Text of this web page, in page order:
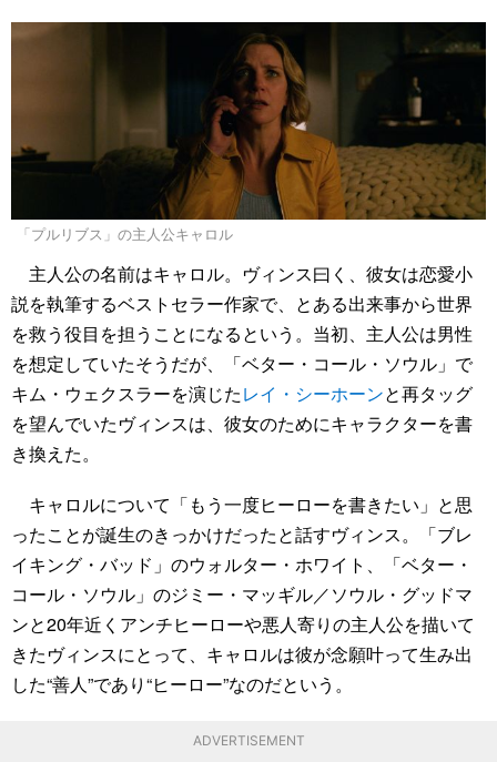
「プルリブス」の主人公キャロル
主人公の名前はキャロル。ヴィンス曰く、彼女は恋愛小
説を執筆するベストセラー作家で、とある出来事から世界
を救う役目を担うことになるという。当初、主人公は男性
を想定していたそうだが、「ベター・コール・ソウル」で
キム・ウェクスラーを演じたレイ・シーホーンと再タッグ
を望んでいたヴィンスは、彼女のためにキャラクターを書
き換えた。
キャロルについて「もう一度ヒーローを書きたい」と思
ったことが誕生のきっかけだったと話すヴィンス。「ブレ
イキング・バッド」のウォルター・ホワイト、「ベター・
コール・ソウル」のジミー・マッギル／ソウル・グッドマ
ンと20年近くアンチヒーローや悪人寄りの主人公を描いて
きたヴィンスにとって、キャロルは彼が念願叶って生み出
した“善人”であり“ヒーロー”なのだという。
ADVERTISEMENT